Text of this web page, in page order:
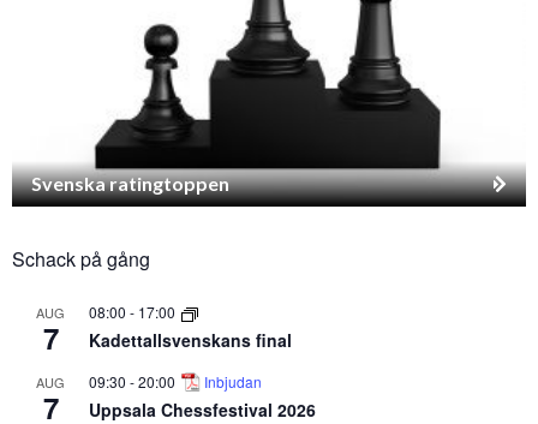
Svenska ratingtoppen
Schack på gång
AUG
7
08:00 - 17:00
Kadettallsvenskans final
AUG
7
09:30 -20:00 Inbjudan
Uppsala Chessfestival 2026